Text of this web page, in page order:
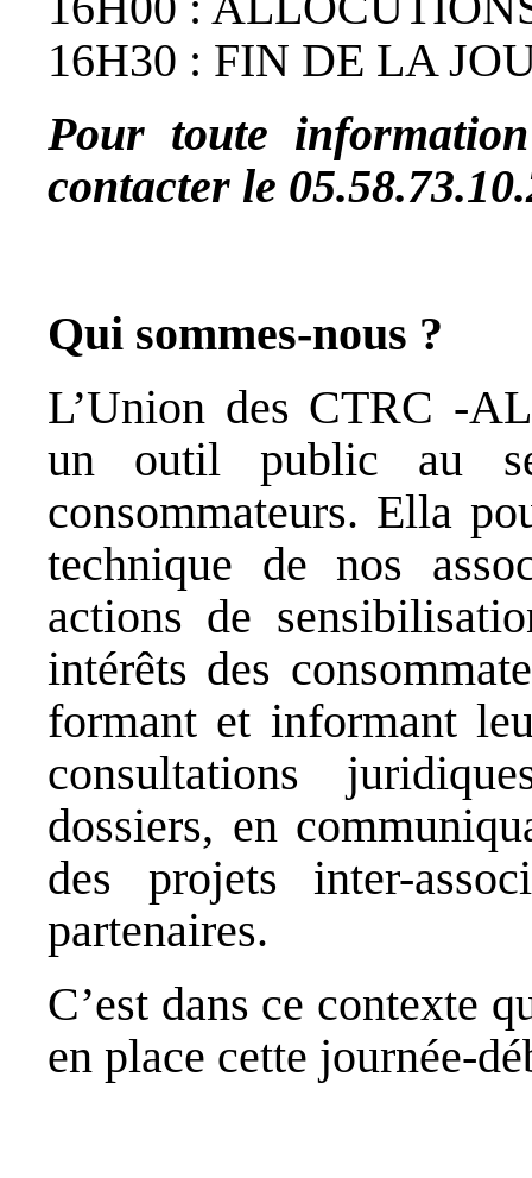
16H30 : FIN DE LA
Pour toute
contacter le
Qui sommes-nous ?
L’Union des CTRC -
un outil public au
consommateurs. Ella
technique de nos
actions de
intérêts des
formant et informant
consultations
dossiers, en
des projets inter-
partenaires.
C’est dans ce contexte
en place cette journée-